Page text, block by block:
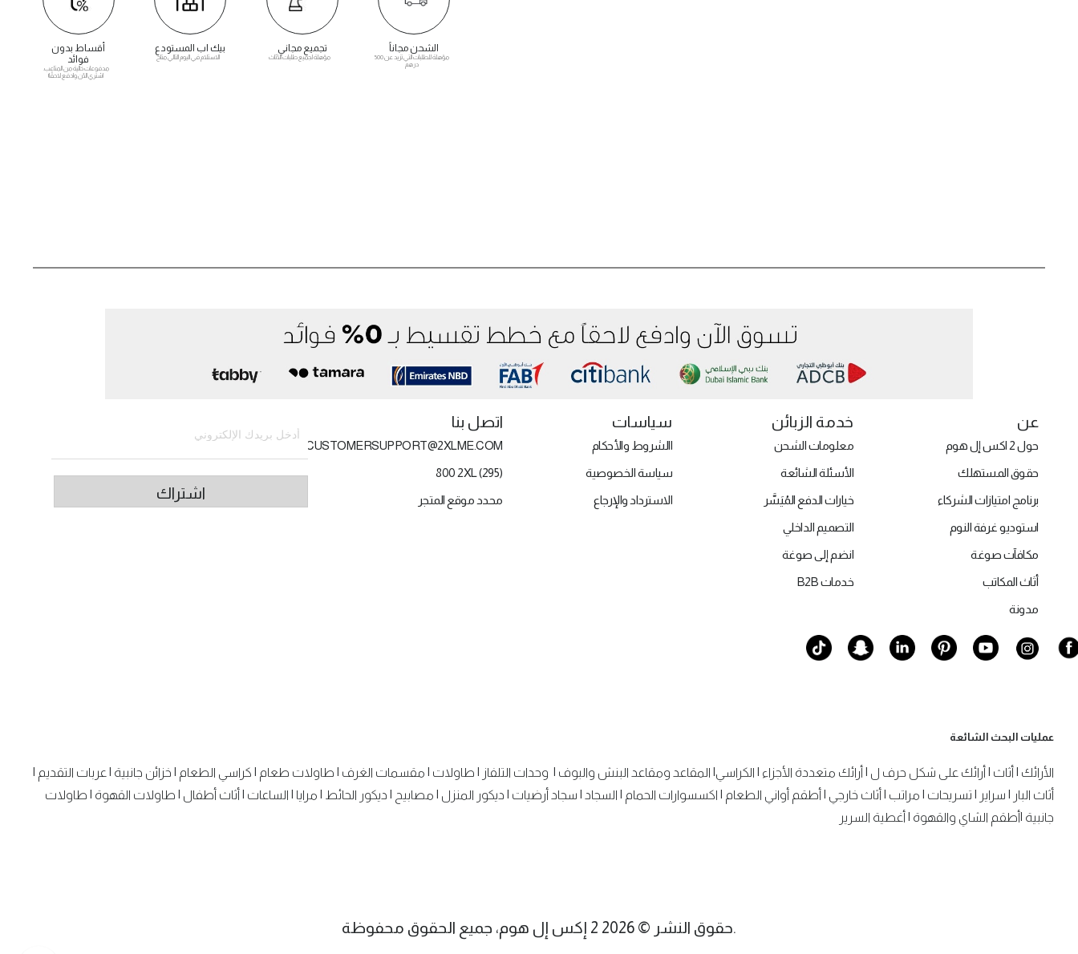
الشحن مجاناً
مؤهلة للطلبات التي تزيد عن 500
درهم
تجميع مجاني
مؤهلة لجميع طلبات الأثاث
بيك اب المستودع
الاستلام في اليوم التالي متاح
أقساط بدون
فوائد
مدفوعات خالية من المتاعب.
اشتري الآن وادفع لاحقًا!
عن
حول 2 اكس إل هوم
حقوق المستهلك
برنامج امتيازات الشركاء
استوديو غرفة النوم
مكافآت صوغة
أثاث المكاتب
مدونة
خدمة الزبائن
معلومات الشحن
الأسئلة الشائعة
خيارات الدفع المُيَسَّر
التصميم الداخلي
انضم إلى صوغة
خدمات B2B
سياسات
االشروط والأحكام
سياسة الخصوصية
الاسترداد والإرجاع
اتصل بنا
CUSTOMERSUPPORT@2XLME.COM
800 2XL (295)
محدد موقع المتجر
اشتراك
عمليات البحث الشائعة
الأرائك أثاث أرائك على شكل حرف ل أرائك متعددة الأجزاء الكراسي المقاعد ومقاعد البنش والبوف وحدات التلفاز طاولات مقسمات الغرف طاولات طعام كراسي الطعام خزائن جانبية عربات التقديم
أثاث البار
سراير تسريحات مراتب أثاث خارجي أطقم أواني الطعام اكسسوارات الحمام السجاد سجاد أرضيات ديكور المنزل مصابيح ديكور الحائط مرايا الساعات أثاث أطفال طاولات القهوة
طاولات
جانبية أطقم الشاي والقهوة أغطية السرير
.حقوق النشر © 2026 2 إكس إل هوم، جميع الحقوق محفوظة